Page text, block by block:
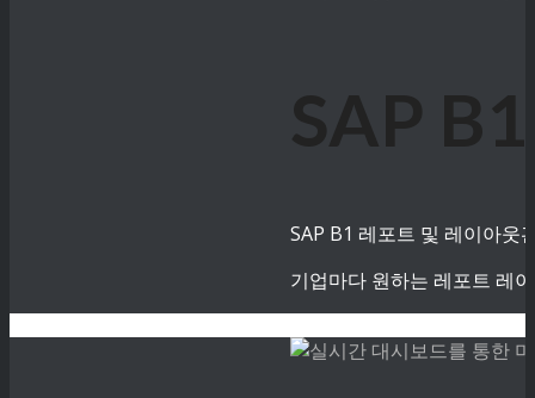
SAP
SAP B1 레포트 및 레이아웃
기업마다 원하는 레포트 레